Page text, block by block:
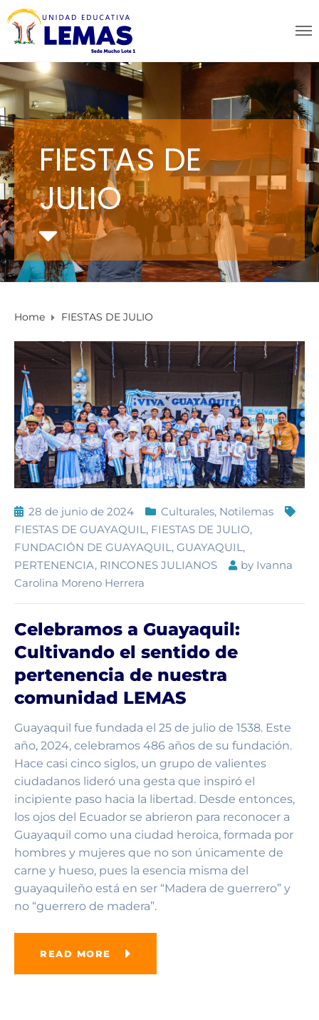
FIESTAS DE
JULIO
Home FIESTAS DE JULIO
28 de junio de 2024 Culturales, Notilemas
FIESTAS DE GUAYAQUIL, FIESTAS DE JULIO,
FUNDACIÓN DE GUAYAQUIL, GUAYAQUIL,
PERTENENCIA, RINCONES JULIANOS by Ivanna
Carolina Moreno Herrera
Celebramos a Guayaquil:
Cultivando el sentido de
pertenencia de nuestra
comunidad LEMAS
Guayaquil fue fundada el 25 de julio de 1538. Este
año, 2024, celebramos 486 años de su fundación.
Hace casi cinco siglos, un grupo de valientes
ciudadanos lideró una gesta que inspiró el
incipiente paso hacia la libertad. Desde entonces,
los ojos del Ecuador se abrieron para reconocer a
Guayaquil como una ciudad heroica, formada por
hombres y mujeres que no son únicamente de
carne y hueso, pues la esencia misma del
guayaquileño está en ser “Madera de guerrero” y
no “guerrero de madera”.
READ MORE